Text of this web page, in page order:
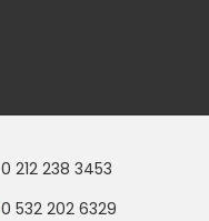
0 212 238 3453
0 532 202 6329